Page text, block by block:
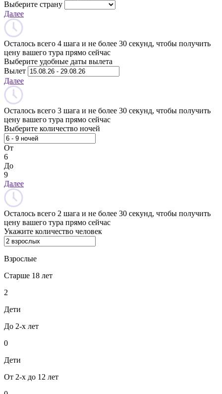
Выберите страну
Далее
Осталось всего 4 шага и не более 30 секунд, чтобы получить
цену вашего тура прямо сейчас
Выберите удобные даты вылета
Вылет
Далее
Осталось всего 3 шага и не более 30 секунд, чтобы получить
цену вашего тура прямо сейчас
Выберите количество ночей
От
6
До
9
Далее
Осталось всего 2 шага и не более 30 секунд, чтобы получить
цену вашего тура прямо сейчас
Укажите количество человек
Взрослые
Старше 18 лет
2
Дети
До 2-х лет
0
Дети
От 2-х до 12 лет